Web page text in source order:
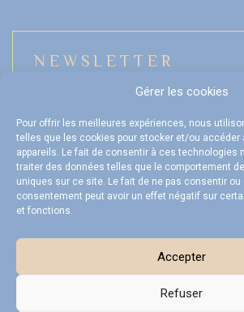
Gérer les cookies
Pour offrir les meilleures expériences, nous
telles que les cookies pour stocker et/ou accéder
appareils. Le fait de consentir à ces technologies
traiter des données telles que le comportement
uniques sur ce site. Le fait de ne pas consentir ou
consentement peut avoir un effet négatif sur
et fonctions.
Accepter
Refuser
NEWSLETTER
Mon compte
FAQ